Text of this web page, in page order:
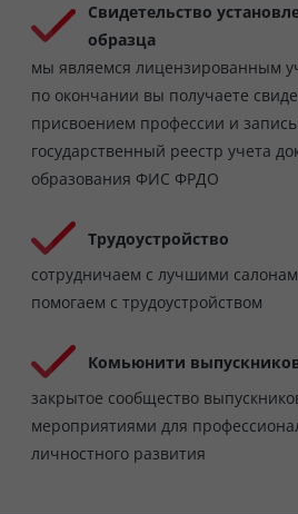
Свидетельство
образца
мы являемся лицензированным
по окончании вы получаете
присвоением профессии и
государственный реестр учета
образования ФИС ФРДО
Трудоустройство
сотрудничаем с лучшими
помогаем с трудоустройством
Комьюнити
закрытое сообщество
мероприятиями для
личностного развития